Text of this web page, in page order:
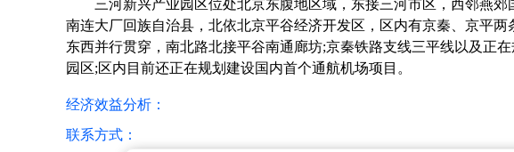
三河新兴产业园区位处北京东腹地区域，东接三河市区，西邻燕郊
南连大厂回族自治县，北依北京平谷经济开发区，区内有京秦、京平两
东西并行贯穿，南北路北接平谷南通廊坊;京秦铁路支线三平线以及正
园区;区内目前还正在规划建设国内首个通航机场项目。
经济效益分析：
联系方式：